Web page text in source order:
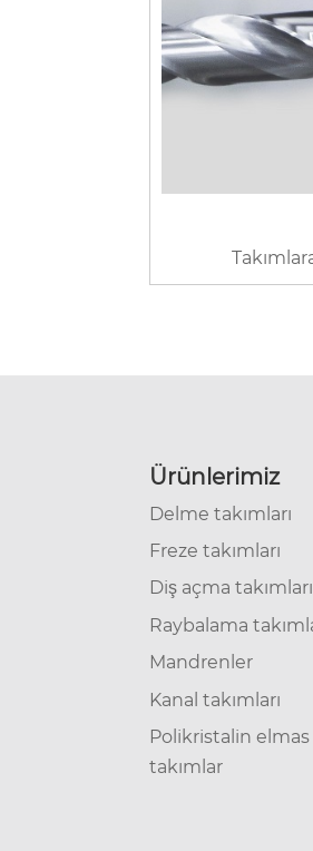
Ürünlerimiz
Delme takımları
Freze takımları
Diş açma takımları
Raybalama
Mandrenler
Kanal takımları
Polikristalin elmas
takımlar